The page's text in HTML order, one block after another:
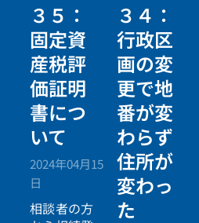
３５：
固定資
産税評
価証明
書につ
いて
2024年04月15
日
相談者の方
３４：
行政区
画の変
更で地
番が変
わらず
住所が
変わっ
た